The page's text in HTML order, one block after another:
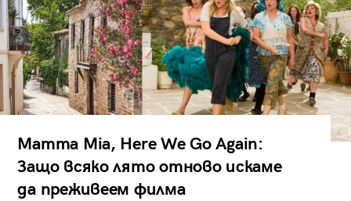
Mamma Mia, Here We Go Again:
Защо всяко лято отново искаме
да преживеем филма